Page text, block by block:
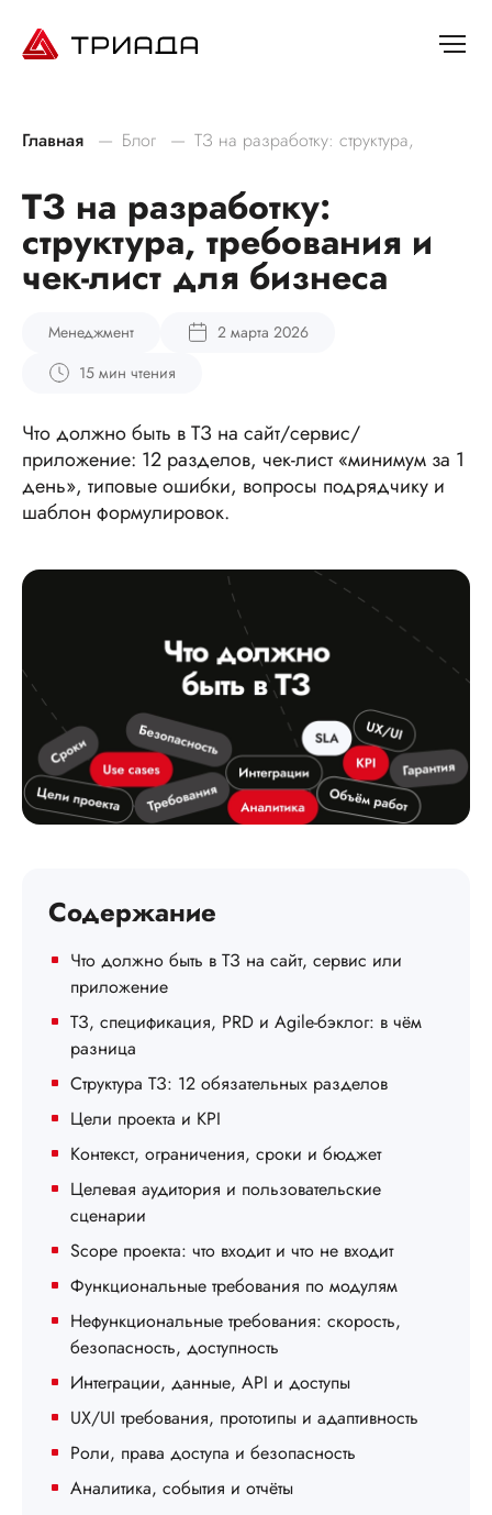
Главная Блог
ТЗ на разработку: структура,
ТЗ на разработку:
структура, требования и
чек-лист для бизнеса
Менеджмент
2 марта 2026
15 мин чтения
Что должно быть в ТЗ на сайт/сервис/
приложение: 12 разделов, чек-лист «минимум за 1
день», типовые ошибки, вопросы подрядчику и
шаблон формулировок.
Содержание
Что должно быть в ТЗ на сайт, сервис или
приложение
ТЗ, спецификация, PRD и Agile-бэклог: в чём
разница
Структура ТЗ: 12 обязательных разделов
Цели проекта и KPI
Контекст, ограничения, сроки и бюджет
Целевая аудитория и пользовательские
сценарии
Scope проекта: что входит и что не входит
Функциональные требования по модулям
Нефункциональные требования: скорость,
безопасность, доступность
Интеграции, данные, API и доступы
UX/UI требования, прототипы и адаптивность
Роли, права доступа и безопасность
Аналитика, события и отчёты